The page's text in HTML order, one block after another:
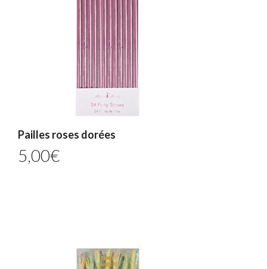
Pailles roses dorées
5,00€